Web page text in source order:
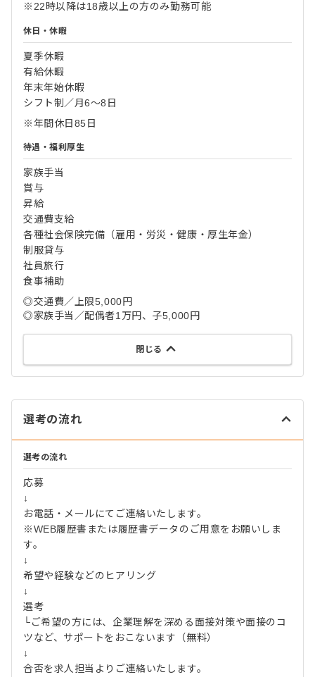
※22時以降は18歳以上の方のみ勤務可能
休日・休暇
夏季休暇
有給休暇
年末年始休暇
シフト制／月6～8日
※年間休日85日
待遇・福利厚生
家族手当
賞与
昇給
交通費支給
各種社会保険完備（雇用・労災・健康・厚生年金）
制服貸与
社員旅行
食事補助
◎交通費／上限5,000円
◎家族手当／配偶者1万円、子5,000円
閉じる
選考の流れ
選考の流れ
応募
↓
お電話・メールにてご連絡いたします。
※WEB履歴書または履歴書データのご用意をお願いしま
す。
↓
希望や経験などのヒアリング
↓
選考
└ご希望の方には、企業理解を深める面接対策や面接のコ
ツなど、サポートをおこないます（無料）
↓
合否を求人担当よりご連絡いたします。